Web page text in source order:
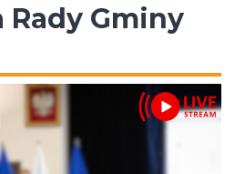
Rady Gminy